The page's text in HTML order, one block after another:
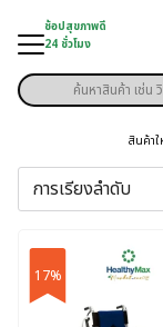
content
ช้อปสุขภาพดี
24 ชั่วโมง
มู่สินค้า
าพเฉพาะคุณ
ษสมาชิก
Products
search
สินค้า
17%